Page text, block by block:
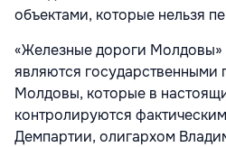
объектами, которые нельзя
«Железные дороги
являются государственными
Молдовы, которые в
контролируются
Демпартии, олигархом